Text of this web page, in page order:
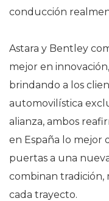
conducción
Astara y Bentley
mejor en
brindando a los
automovilística
alianza, ambos
en España lo mejor
puertas a una
combinan tradición,
cada trayecto.